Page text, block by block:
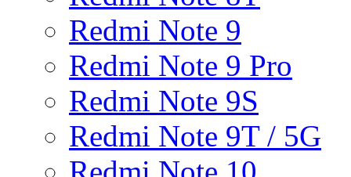
Redmi Note 9
Redmi Note 9 Pro
Redmi Note 9S
Redmi Note 9T / 5G